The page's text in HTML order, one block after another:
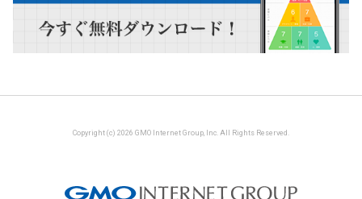
Copyright (c) 2026 GMO Internet Group, Inc. All Rights Reserved.